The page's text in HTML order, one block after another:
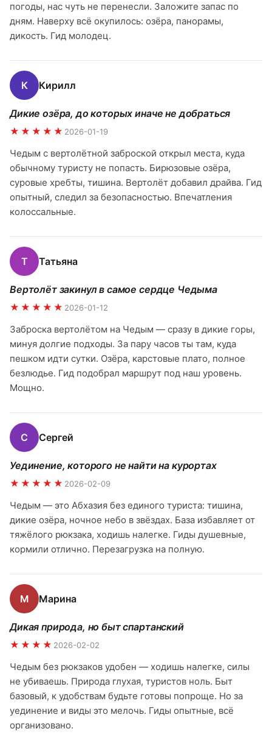
погоды, нас чуть не перенесли. Заложите запас по
дням. Наверху всё окупилось: озёра, панорамы,
дикость. Гид молодец.
К Кирилл
Дикие озёра, до которых иначе не добраться
★★★★★ 2026-01-19
Чедым с вертолётной заброской открыл места, куда
обычному туристу не попасть. Бирюзовые озёра,
суровые хребты, тишина. Вертолёт добавил драйва. Гид
опытный, следил за безопасностью. Впечатления
колоссальные.
Т Татьяна
Вертолёт закинул в самое сердце Чедыма
★★★★★ 2026-01-12
Заброска вертолётом на Чедым — сразу в дикие горы,
минуя долгие подходы. За пару часов ты там, куда
пешком идти сутки. Озёра, карстовые плато, полное
безлюдье. Гид подобрал маршрут под наш уровень.
Мощно.
С Сергей
Уединение, которого не найти на курортах
★★★★★ 2026-02-09
Чедым — это Абхазия без единого туриста: тишина,
дикие озёра, ночное небо в звёздах. База избавляет от
тяжёлого рюкзака, ходишь налегке. Гиды душевные,
кормили отлично. Перезагрузка на полную.
М Марина
Дикая природа, но быт спартанский
★★★★ 2026-02-02
Чедым без рюкзаков удобен — ходишь налегке, силы
не убиваешь. Природа глухая, туристов ноль. Быт
базовый, к удобствам будьте готовы попроще. Но за
уединение и виды это мелочь. Гиды опытные, всё
организовано.